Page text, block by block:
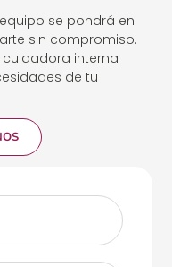
se pondrá en
sin compromiso.
interna
de tu